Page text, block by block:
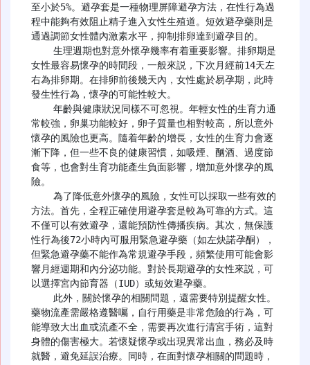
至小於5%。避孕套是一種物理屏障避孕方法，在性行為過
程中能夠有效阻止精子進入女性生殖道。短效避孕藥則是
通過調節女性體內激素水平，抑制排卵達到避孕目的。
女性最容易懷孕的時間段，一般來説，下次月經前14天左
右為排卵期。在排卵前後幾天內，女性處於易孕期，此時
發生性行為，懷孕的可能性較大。
常較強，卵巢功能較好，卵子質量也相對較高，所以意外
懷孕的風險也更高。隨着年齡的增長，女性的生育力會逐
漸下降，但一些不良的健康習慣，如吸煙、酗酒、過度節
食等，也會對生育功能產生負面影響，增加意外懷孕的風
險。
方法。首先，全程正確使用避孕套是較為可靠的方式。這
不僅可以有效避孕，還能預防性傳播疾病。其次，無保護
性行為後72小時內可服用緊急避孕藥（如左炔諾孕酮），
但緊急避孕藥不能作為常規避孕手段，頻繁使用可能會影
響月經週期和內分泌功能。對於長期避孕的女性來説，可
以選擇宮內節育器（IUD）或短效避孕藥。
藥物流產需嚴格遵醫囑，自行用藥是非常危險的行為，可
能導致大出血或流產不全，需要再次進行清宮手術，這對
身體的傷害極大。若懷疑懷孕或出現異常出血，務必及時
就醫，避免延誤治療。同時，在面對懷孕相關的問題時，